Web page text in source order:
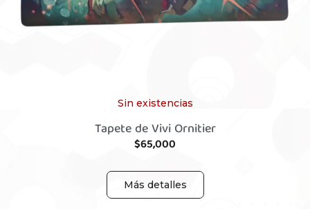
Sin existencias
Tapete de Vivi Ornitier
$65,000
Más detalles